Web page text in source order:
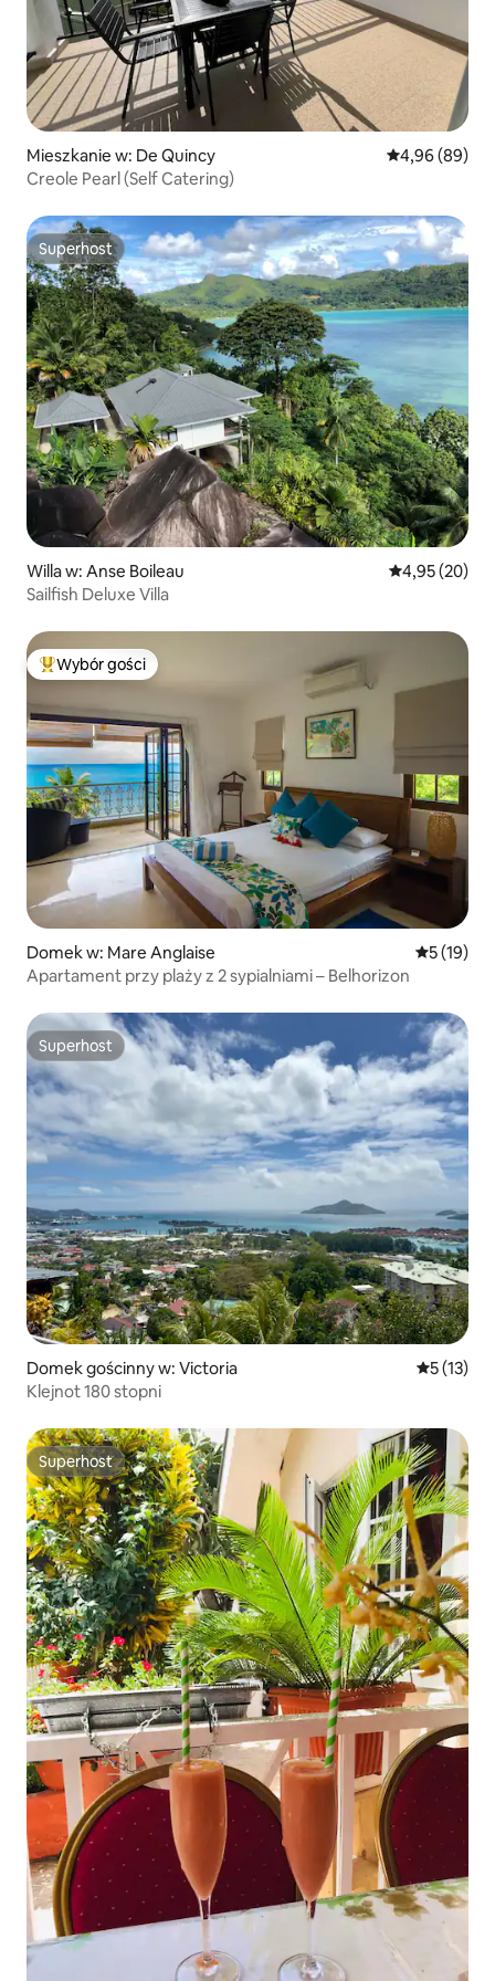
Mieszkanie w: De Quincy Średnia
4,96 (89)
Creole Pearl (Self Catering)
Superhost
Superhost
Willa w: Anse Boileau Średnia
4,95 (20)
Sailfish Deluxe Villa
Najpopularniejsze z kategorii Wybór gości
Wybór gości
Domek w: Mare Anglaise Średnia
5 (19)
Apartament przy plaży z 2 sypialniami – Belhorizon
Superhost
Superhost
Domek gościnny w: Victoria Średnia
5 (13)
Klejnot 180 stopni
Superhost
Superhost